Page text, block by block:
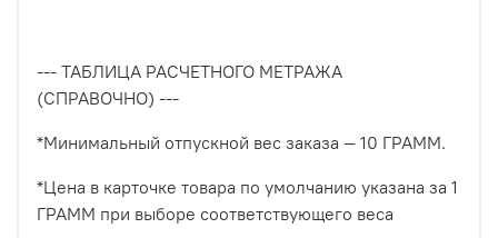
--- ТАБЛИЦА РАСЧЕТНОГО МЕТРАЖА
(СПРАВОЧНО) ---
*Минимальный отпускной вес заказа — 10 ГРАММ.
*Цена в карточке товара по умолчанию указана за 1
ГРАММ при выборе соответствующего веса